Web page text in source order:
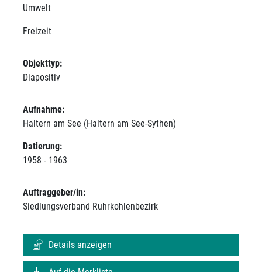
Umwelt
Freizeit
Objekttyp:
Diapositiv
Aufnahme:
Haltern am See (Haltern am See-Sythen)
Datierung:
1958 - 1963
Auftraggeber/in:
Siedlungsverband Ruhrkohlenbezirk
Details anzeigen